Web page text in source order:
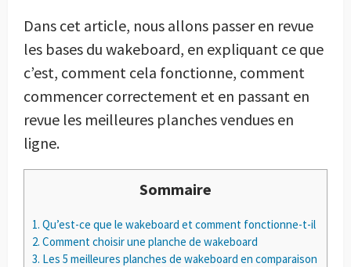
Dans cet article, nous allons passer en revue
les bases du wakeboard, en expliquant ce que
c’est, comment cela fonctionne, comment
commencer correctement et en passant en
revue les meilleures planches vendues en
ligne.
Sommaire
1. Qu’est-ce que le wakeboard et comment fonctionne-t-il
2. Comment choisir une planche de wakeboard
3. Les 5 meilleures planches de wakeboard en comparaison